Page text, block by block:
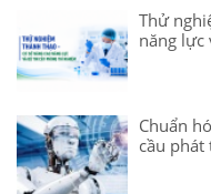
Thử
năng lực
Chuẩn
cầu phát